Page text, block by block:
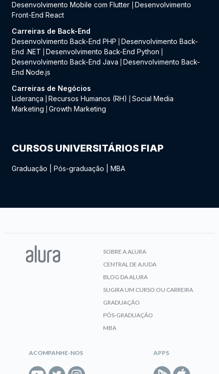
Desenvolvimento Mobile com Flutter
Desenvolvimento
Front-End React
Carreiras de Back-End
Desenvolvimento Back-End PHP
Desenvolvimento Back-
End .NET
Desenvolvimento Back-End Python
Desenvolvimento Back-End Java
Desenvolvimento Back-
End Node.js
Carreiras de Negócios
Liderança
Recursos Humanos (RH)
Social Media
Marketing
Growth Marketing
CURSOS UNIVERSITÁRIOS FIAP
Graduação Pós-graduação MBA
SOBRE A ALURA
CENTRAL DE AJUDA
BLOG DA ALURA
SUGIRA UM CURSO OU CARREIRA
GRADUAÇÃO
PÓS-GRADUAÇÃO
MBA
ACOMPANHE-NOS APPS